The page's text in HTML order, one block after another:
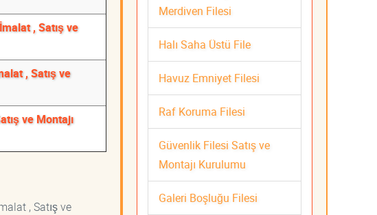
, Satış ve
, Satış ve
ve Montajı
, Satış ve
Merdiven Filesi
Halı Saha Üstü File
Havuz Emniyet Filesi
Raf Koruma Filesi
Güvenlik Filesi Satış ve
Montajı Kurulumu
Galeri Boşluğu Filesi